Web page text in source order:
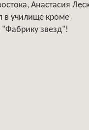
Анастасия
в училище кроме
звезд"!